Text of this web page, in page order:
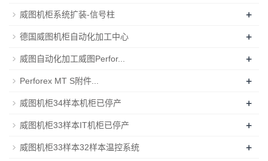
威图机柜系统扩装-信号柱 +
德国威图机柜自动化加工中心 +
威图自动化加工威图Perfor... +
Perforex MT S附件... +
威图机柜34样本机柜已停产 +
威图机柜33样本IT机柜已停产 +
威图机柜33样本32样本温控系统 +